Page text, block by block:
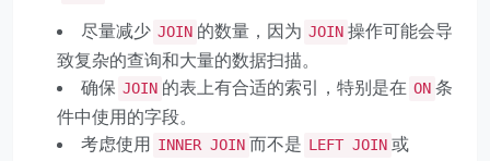
尽量减少 JOIN 的数量，因为 JOIN 操作可能会导
致复杂的查询和大量的数据扫描。
确保 JOIN 的表上有合适的索引，特别是在 ON 条
件中使用的字段。
考虑使用
INNER JOIN 而不是 LEFT JOIN 或